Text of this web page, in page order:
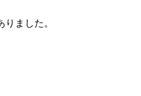
ました。